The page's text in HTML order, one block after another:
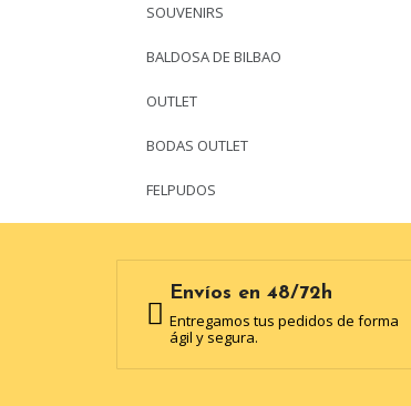
SOUVENIRS
BALDOSA DE BILBAO
OUTLET
BODAS OUTLET
FELPUDOS
Envíos en 48/72h
Entregamos tus pedidos de forma
ágil y segura.